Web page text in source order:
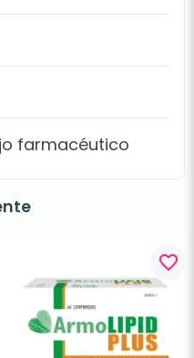
farmacéutico
favorite_border